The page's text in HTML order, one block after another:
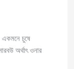
একমনে চুষে
অর্থাৎ ওনার